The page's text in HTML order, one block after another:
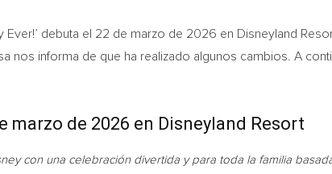
Ever!’ debuta el 22 de marzo de 2026 en Disneyland
nos informa de que ha realizado algunos cambios. A
marzo de 2026 en Disneyland Resort
con una celebración divertida y para toda la familia basada